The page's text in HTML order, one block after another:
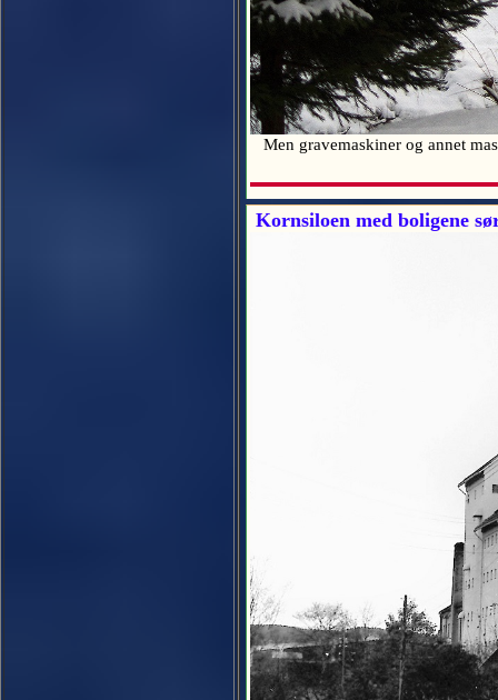
Men gravemaskiner og annet
Kornsiloen med boligene